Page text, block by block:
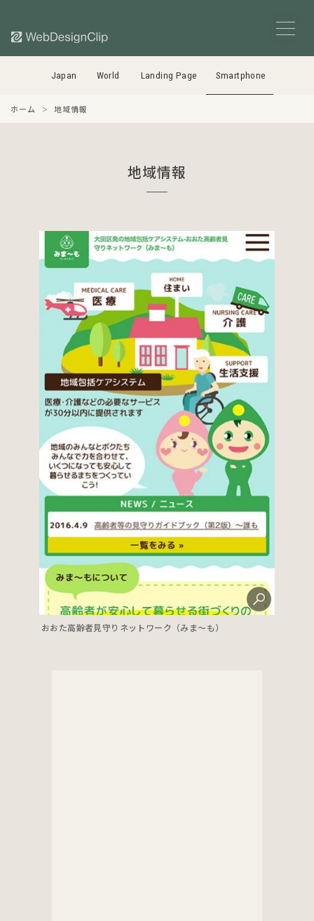
Japan World Landing Page Smartphone
ホーム 地域情報
地域情報
おおた高齢者見守りネットワーク（みま～も）